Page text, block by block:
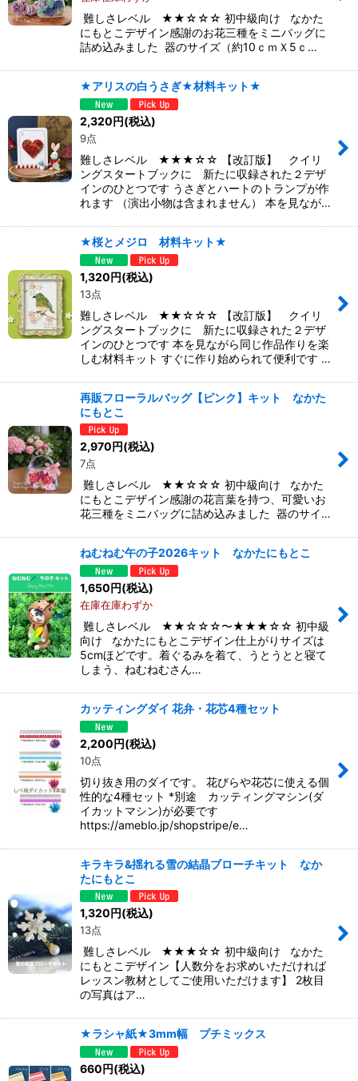
難しさレベル ★★☆☆☆ 初中級向け なかた
にもとこデザイン感謝のお花三種をミニバッグに
詰め込みました 器のサイズ（約10ｃｍＸ5ｃ…
★アリスの白うさぎ★材料キット★
2,320円(税込)
9点
難しさレベル ★★★☆☆ 【改訂版】 クイリ
ングスタートブックに 新たに収録された２デザ
インのひとつです うさぎとハートのトランプが作
れます （演出小物は含まれません） 本を見なが…
★桜とメジロ 材料キット★
1,320円(税込)
13点
難しさレベル ★★☆☆☆ 【改訂版】 クイリ
ングスタートブックに 新たに収録された２デザ
インのひとつです 本を見ながら同じ作品作りを楽
しむ材料キット すぐに作り始められて便利です …
再販フローラルバッグ【ピンク】キット なかた
にもとこ
2,970 円(税込)
7点
難しさレベル ★★☆☆☆ 初中級向け なかた
にもとこデザイン感謝の花言葉を持つ、可愛いお
花三種をミニバッグに詰め込みました 器のサイ…
ねむねむ午の子2026キット なかたにもとこ
1,650円(税込)
在庫在庫わずか
難しさレベル ★★☆☆☆〜★★★☆☆ 初中級
向け なかたにもとこデザイン仕上がりサイズは
5cmほどです。着ぐるみを着て、うとうとと寝て
しまう、ねむねむさん…
カッティングダイ 花弁・花芯4種セット
2,200円(税込)
10点
切り抜き用のダイです。 花びらや花芯に使える個
性的な4種セット *別途 カッティングマシン(ダ
イカットマシン)が必要です
https://ameblo.jp/shopstripe/e…
キラキラ&揺れる雪の結晶ブローチキット なか
たにもとこ
1,320 円(税込)
13点
難しさレベル ★★★☆☆ 初中級向け なかた
にもとこデザイン【人数分をお求めいただければ
レッスン教材としてご使用いただけます】 2枚目
の写真はア…
★ラシャ紙★3mm幅 プチミックス
660円(税込)